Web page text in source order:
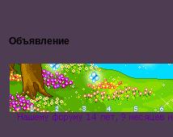
Объявление